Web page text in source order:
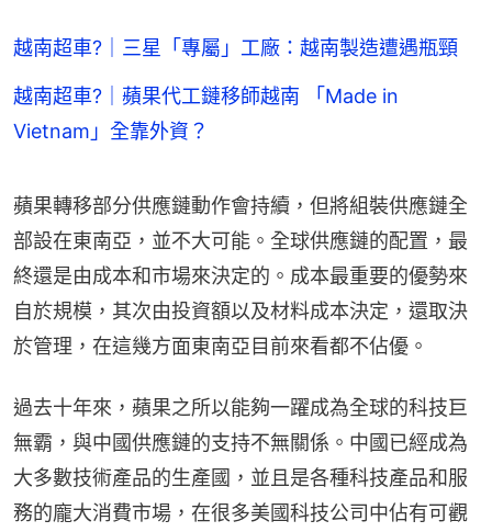
越南超車?｜三星「專屬」工廠：越南製造遭遇瓶頸
越南超車?｜蘋果代工鏈移師越南 「Made in
Vietnam」全靠外資？
蘋果轉移部分供應鏈動作會持續，但將組裝供應鏈全
部設在東南亞，並不大可能。全球供應鏈的配置，最
終還是由成本和市場來決定的。成本最重要的優勢來
自於規模，其次由投資額以及材料成本決定，還取決
於管理，在這幾方面東南亞目前來看都不佔優。
過去十年來，蘋果之所以能夠一躍成為全球的科技巨
無霸，與中國供應鏈的支持不無關係。中國已經成為
大多數技術產品的生產國，並且是各種科技產品和服
務的龐大消費市場，在很多美國科技公司中佔有可觀